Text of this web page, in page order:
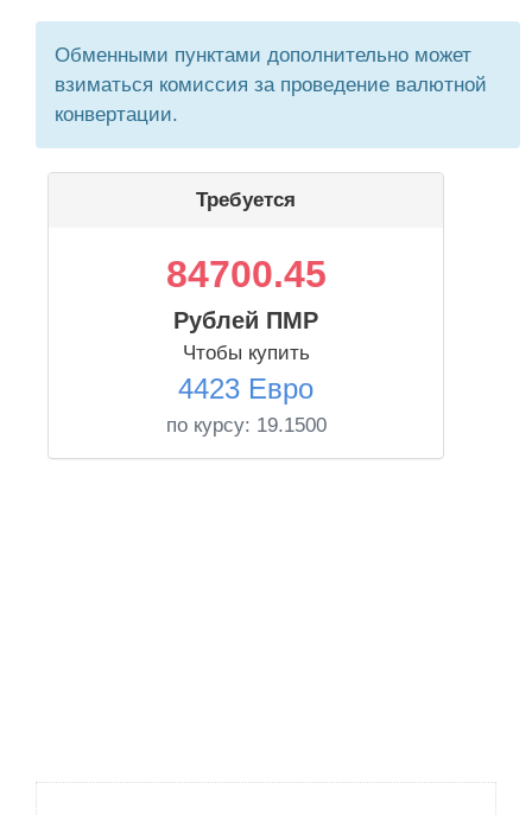
Обменными пунктами дополнительно может
взиматься комиссия за проведение валютной
конвертации.
Требуется
84700.45
Рублей ПМР
Чтобы купить
4423 Евро
по курсу: 19.1500